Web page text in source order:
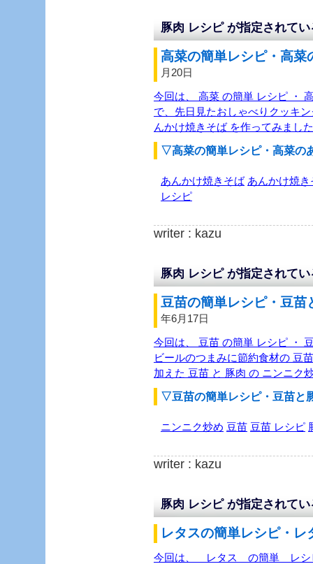
豚肉 レシピ が指定されて
高菜の簡単レシピ・高
月20日
今回は、 高菜 の簡単 レシピ ・
で、先日見たおしゃべりクッキ
んかけ焼きそば を作ってみまし
▽高菜の簡単レシピ・高菜の
あんかけ焼きそば あんかけ焼
レシピ
writer : kazu
豚肉 レシピ が指定されて
豆苗の簡単レシピ・豆
年6月17日
今回は、 豆苗 の簡単 レシピ ・
ビールのつまみに節約食材の 豆
加えた 豆苗 と 豚肉 の ニンニク
▽豆苗の簡単レシピ・豆苗と
ニンニク炒め 豆苗 豆苗 レシピ
writer : kazu
豚肉 レシピ が指定されて
レタスの簡単レシピ・
今回は、 レタス の簡単 レ